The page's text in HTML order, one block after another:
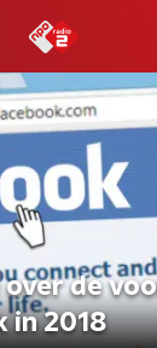
over de
in 2018